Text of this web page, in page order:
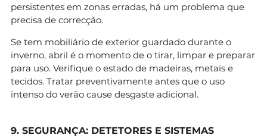
persistentes em zonas erradas, há um problema que
precisa de correcção.
Se tem mobiliário de exterior guardado durante o
inverno, abril é o momento de o tirar, limpar e preparar
para uso. Verifique o estado de madeiras, metais e
tecidos. Tratar preventivamente antes que o uso
intenso do verão cause desgaste adicional.
9. SEGURANÇA: DETETORES E SISTEMAS